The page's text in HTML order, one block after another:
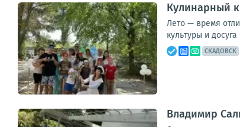
Кулинарный
Лето — время
культуры и
СКАДОВСК
Владимир